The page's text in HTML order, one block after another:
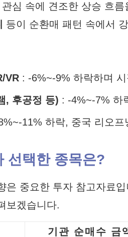
심 속에 견조한 상승 흐름
등이 순환매 패턴 속에서
VR : -6%~-9% 하락하며
, 후공정 등) : -4%~-7% 하
11% 하락, 중국 리오
선택한 종목은?
은 중요한 투자 참고자료
보겠습니다.
기관 순매수 금